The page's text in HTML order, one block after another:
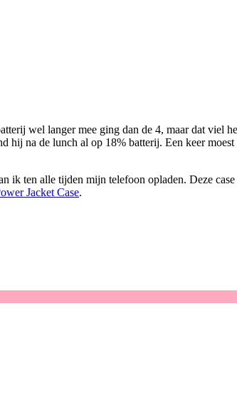
wel langer mee ging dan de 4, maar dat viel
na de lunch al op 18% batterij. Een keer
ik ten alle tijden mijn telefoon opladen. Deze
Jacket Case.